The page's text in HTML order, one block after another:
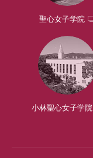
聖心女子学院
小林聖心女子学院